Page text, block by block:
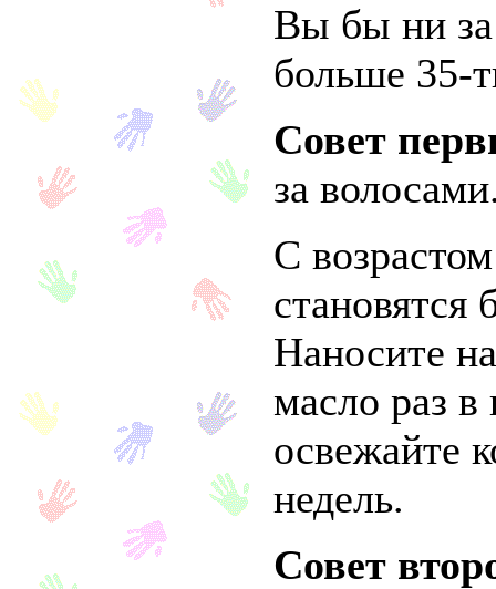
Вы бы ни за
больше 35-
Совет
за
С
становятся
Наносите
масло раз
освежайте
недель.
Совет